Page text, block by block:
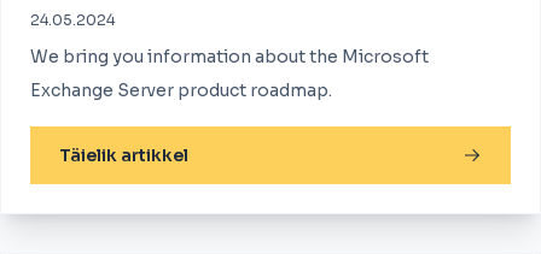
24.05.2024
We bring you information about the Microsoft
Exchange Server product roadmap.
Täielik artikkel